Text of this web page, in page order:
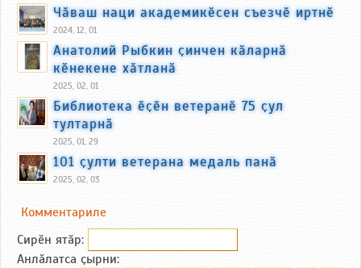
Чӑваш наци академикӗсен съезчӗ иртнӗ
2024, 12, 01
Анатолий Рыбкин ҫинчен кӑларнӑ
кӗнекене хӑтланӑ
2025, 02, 01
Библиотека ӗҫӗн ветеранӗ 75 ҫул
тултарнӑ
2025, 01, 29
101 ҫулти ветерана медаль панӑ
2025, 02, 03
Комментариле
Сирӗн ятӑp:
Анлӑлатса ҫырни: